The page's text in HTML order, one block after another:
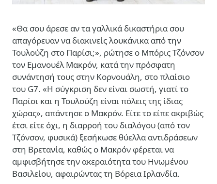
«Θα σου άρεσε αν τα γαλλικά δικαστήρια σου
απαγόρευαν να διακινείς λουκάνικα από την
Τουλούζη στο Παρίσι;», ρώτησε ο Μπόρις Τζόνσον
τον Εμανουέλ Μακρόν, κατά την πρόσφατη
συνάντησή τους στην Κορνουάλη, στο πλαίσιο
του G7. «Η σύγκριση δεν είναι σωστή, γιατί το
Παρίσι και η Τουλούζη είναι πόλεις της ίδιας
χώρας», απάντησε ο Μακρόν. Είτε το είπε ακριβώς
έτσι είτε όχι, η διαρροή του διαλόγου (από τον
Τζόνσον, φυσικά) ξεσήκωσε θύελλα αντιδράσεων
στη Βρετανία, καθώς ο Μακρόν φέρεται να
αμφισβήτησε την ακεραιότητα του Ηνωμένου
Βασιλείου, αφαιρώντας τη Βόρεια Ιρλανδία.